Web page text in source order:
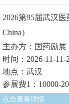
2026第95届武汉
China）
主办方：国药励展
时间：2026-11-11-
地点：武汉
参展费1：10000-
点击查看详情